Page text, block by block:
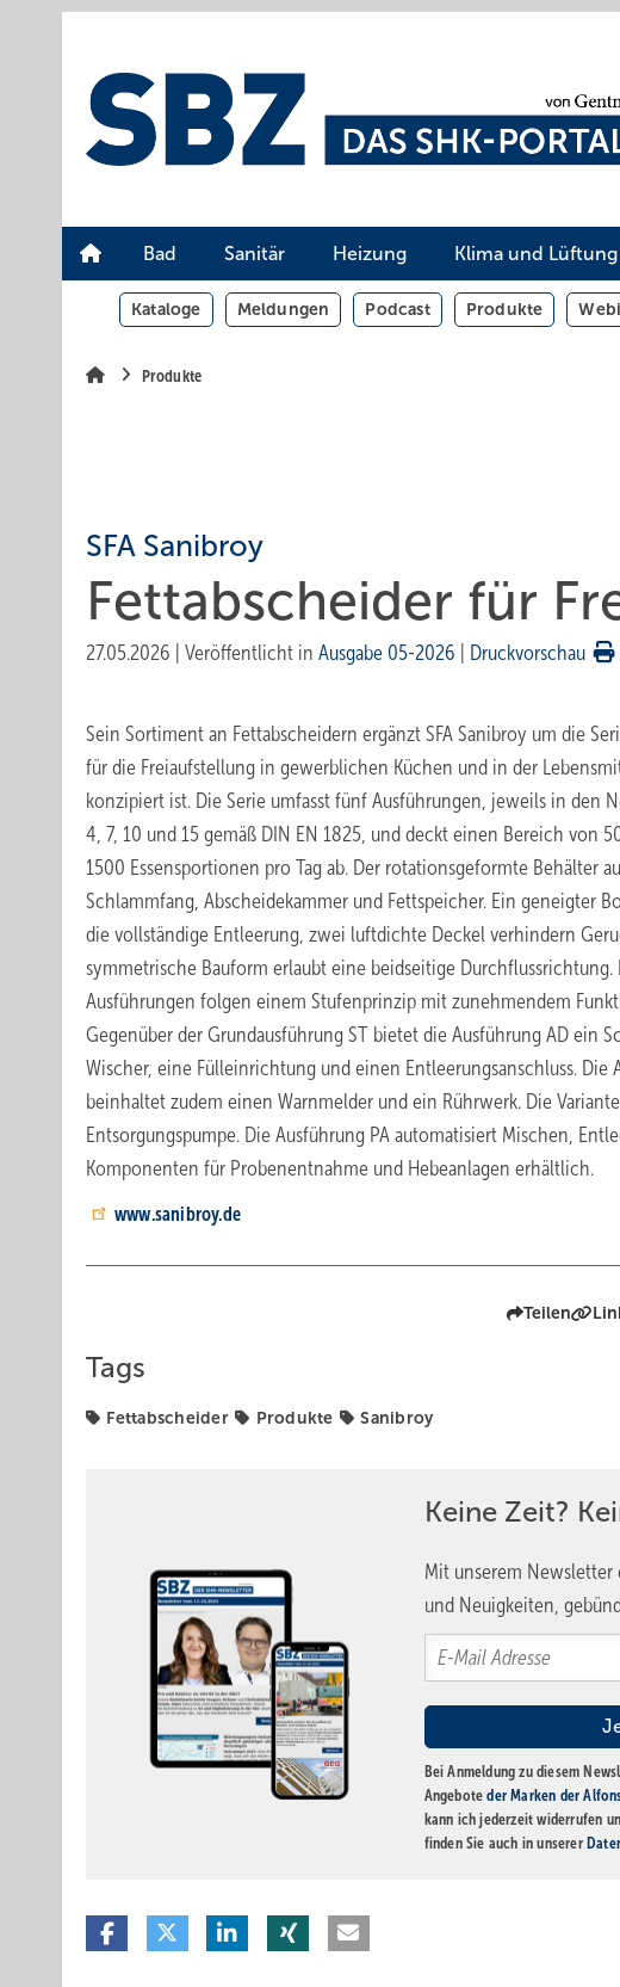
Bad Sanitär Heizung Klima und Lüftung
Kataloge Meldungen Podcast Produkte
Produkte
SFA Sanibroy
Fettabscheider für
27.05.2026 Veröffentlicht in Ausgabe 05-2026 Druckvorschau
Sein Sortiment an Fettabscheidern ergänzt SFA Sanibroy um die
für die Freiaufstellung in gewerblichen Küchen und in der
konzipiert ist. Die Serie umfasst fünf Ausführungen, jeweils in den
4, 7, 10 und 15 gemäß DIN EN 1825, und deckt einen Bereich von
1500 Essensportionen pro Tag ab. Der rotationsgeformte Behälter
Schlammfang, Abscheidekammer und Fettspeicher. Ein geneigter
die vollständige Entleerung, zwei luftdichte Deckel verhindern
symmetrische Bauform erlaubt eine beidseitige Durchflussrichtung.
Ausführungen folgen einem Stufenprinzip mit zunehmendem
Gegenüber der Grundausführung ST bietet die Ausführung AD ein
Wischer, eine Fülleinrichtung und einen Entleerungsanschluss. Die
beinhaltet zudem einen Warnmelder und ein Rührwerk. Die
Entsorgungspumpe. Die Ausführung PA automatisiert Mischen,
Komponenten für Probenentnahme und Hebeanlagen erhältlich.
www.sanibroy.de
Teilen
Tags
Fettabscheider Produkte Sanibroy
Keine Zeit?
Mit unserem
und Neuigkeiten,
Bei Anmeldung zu diesem
Angeboteder Marken der
kann ich jederzeit widerrufen
finden Sie auch in unserer